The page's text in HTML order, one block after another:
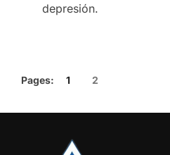
depresión.
Pages: 1 2